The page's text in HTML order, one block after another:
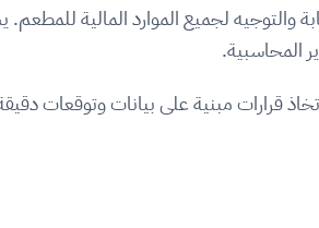
والتوجيه لجميع الموارد المالية
المحاسبية.
قرارات مبنية على بيانات وتوقعات